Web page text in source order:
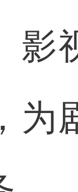
影
为